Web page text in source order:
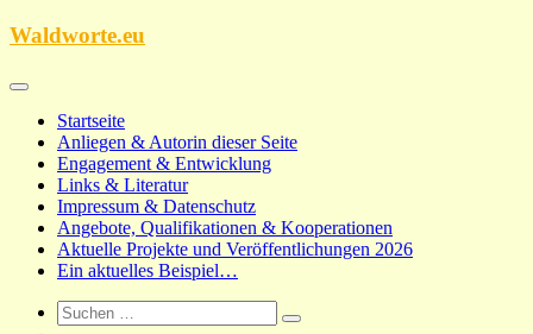
Zum
Waldworte.eu
Startseite
Anliegen & Autorin dieser Seite
Engagement & Entwicklung
Links & Literatur
Impressum & Datenschutz
Angebote, Qualifikationen & Kooperationen
Aktuelle Projekte und Veröffentlichungen 2026
Ein aktuelles Beispiel…